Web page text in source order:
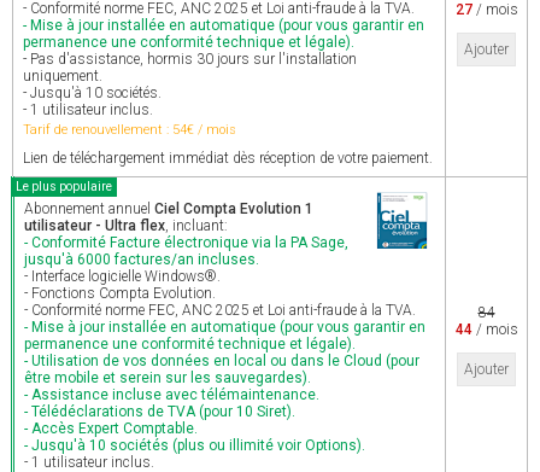
- Conformité norme FEC, ANC 2025 et Loi anti-fraude à la TVA.
- Mise à jour installée en automatique (pour vous garantir en
permanence une conformité technique et légale).
- Pas d'assistance, hormis 30 jours sur l'installation
uniquement.
- Jusqu'à 10 sociétés.
- 1 utilisateur inclus.
Tarif de renouvellement : 54€ / mois
Lien de téléchargement immédiat dès réception de votre paiement.
27/ mois
Ajouter
Le plus populaire
Abonnement annuel Ciel Compta Evolution 1
utilisateur - Ultra flex, incluant:
- Conformité Facture électronique via la PA Sage,
jusqu'à 6000 factures/an incluses.
- Interface logicielle Windows®.
- Fonctions Compta Evolution.
- Conformité norme FEC, ANC 2025 et Loi anti-fraude à la TVA.
- Mise à jour installée en automatique (pour vous garantir en
permanence une conformité technique et légale).
- Utilisation de vos données en local ou dans le Cloud (pour
être mobile et serein sur les sauvegardes).
- Assistance incluse avec télémaintenance.
- Télédéclarations de TVA (pour 10 Siret).
- Accès Expert Comptable.
- Jusqu'à 10 sociétés (plus ou illimité voir Options).
- 1 utilisateur inclus.
84
44/ mois
Ajouter